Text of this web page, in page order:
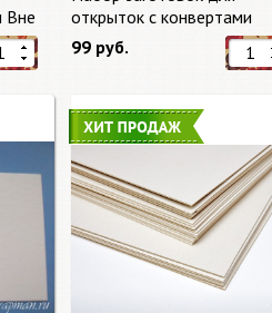
Вне
открыток с конвертами
Старый мир (Old World) от
DCWV
99 руб.